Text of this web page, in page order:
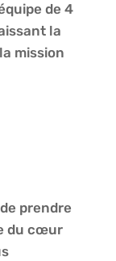
de 4
la
mission
prendre
du cœur